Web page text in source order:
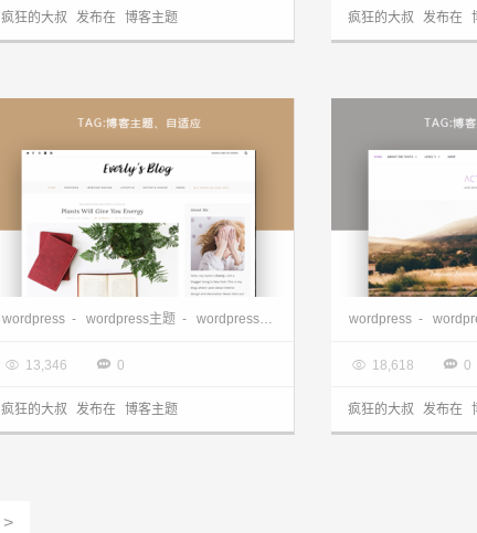
疯狂的大叔 发布在 博客主题 疯狂的大叔 发布在
- wordpress博客主题
wordpress博客主题-Everly Lite
wordpress - wordpress主题 - wordpress主题下载 wordpress免费主题 -
 13,346  0
疯狂的大叔 发布在 博客主题
wordpress博客
wordpress -
 18,618  0
疯狂的大叔 发布在
>